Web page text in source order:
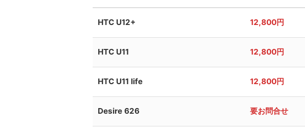
HTC U12+ 12,800円
HTC U11 12,800円
HTC U11 life 12,800円
Desire 626 要お問合せ